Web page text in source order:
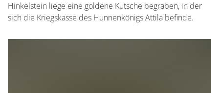
Hinkelstein liege eine goldene Kutsche begraben, in der
sich die Kriegskasse des Hunnenkönigs Attila befinde.